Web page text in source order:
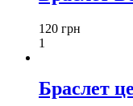
120 грн
1
Браслет